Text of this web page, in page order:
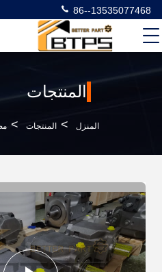
86--13535077468
المنتجات
المنزل > المنتجات >